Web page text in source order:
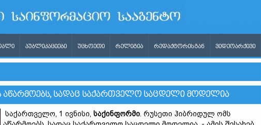
ᲞᲣᲑᲚᲘᲙᲐᲪᲘᲔᲑᲘ ᲣᲪᲮᲝᲔᲗᲘ ᲠᲔᲚᲘᲒᲘᲐ ᲠᲔᲓᲐᲥᲢᲝᲠᲘᲡᲒᲐᲜ ᲕᲘᲓᲔᲝᲐᲠᲥᲘᲕᲘ
ᲡᲐᲓᲐᲪ ᲡᲐᲥᲐᲠᲗᲕᲔᲚᲝ ᲡᲐᲪᲓᲔᲚᲘ ᲛᲝᲓᲔᲚᲘᲐ
საქართველო, 1 ივნისი, საქინფორმი. რუსეთი ჰიბრიდულ ომს